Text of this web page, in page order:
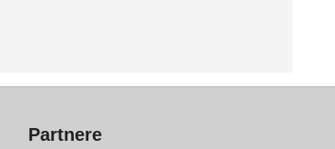
Partnere